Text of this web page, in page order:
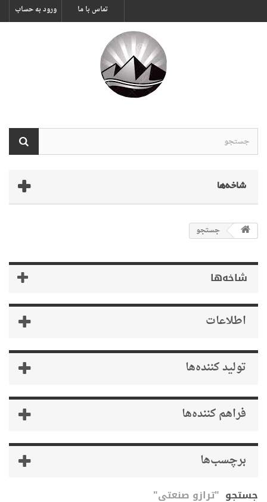
ورود به حساب تماس با ما
شاخه‌ها
جستجو
اطلاعات
تولید کننده‌ها
فراهم کننده‌ها
برچسب‌ها